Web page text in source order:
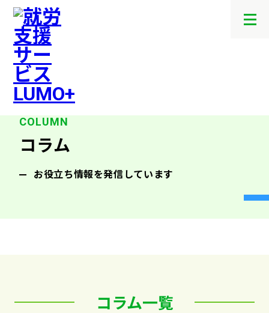
メ
コラム
お役立ち情報を発信しています
コラム一覧